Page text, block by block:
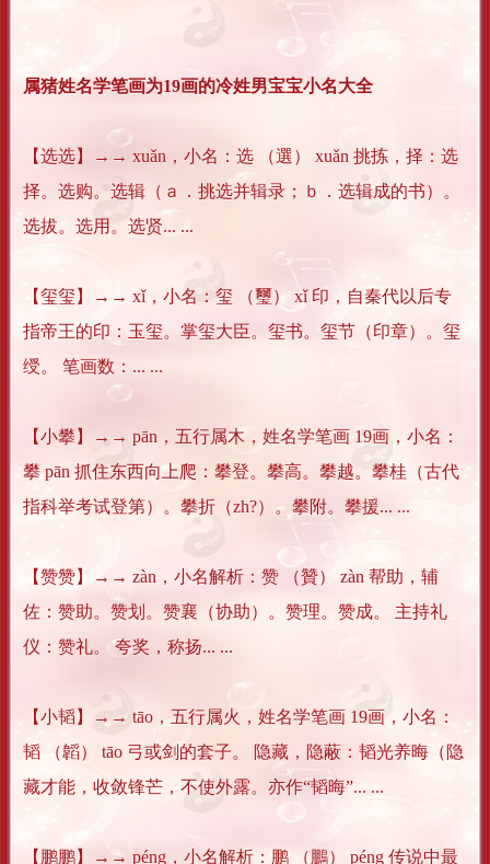
属猪姓名学笔画为19画的冷姓男宝宝小名大全
【选选】→→ xuǎn，小名：选 （選） xuǎn 挑拣，择：选
择。选购。选辑（ａ．挑选并辑录；ｂ．选辑成的书）。
选拔。选用。选贤... ...
【玺玺】→→ xǐ，小名：玺 （璽） xǐ 印，自秦代以后专
指帝王的印：玉玺。掌玺大臣。玺书。玺节（印章）。玺
绶。 笔画数：... ...
【小攀】→→ pān，五行属木，姓名学笔画 19画，小名：
攀 pān 抓住东西向上爬：攀登。攀高。攀越。攀桂（古代
指科举考试登第）。攀折（zh?）。攀附。攀援... ...
【赞赞】→→ zàn，小名解析：赞 （贊） zàn 帮助，辅
佐：赞助。赞划。赞襄（协助）。赞理。赞成。 主持礼
仪：赞礼。 夸奖，称扬... ...
【小韬】→→ tāo，五行属火，姓名学笔画 19画，小名：
韬 （韜） tāo 弓或剑的套子。 隐藏，隐蔽：韬光养晦（隐
藏才能，收敛锋芒，不使外露。亦作“韬晦”... ...
【鹏鹏】→→ péng，小名解析：鹏 （鵬） péng 传说中最